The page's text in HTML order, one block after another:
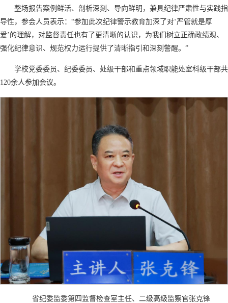
整场报告案例鲜活、剖析深刻、导向鲜明，兼具纪律严肃性与实践指
导性，参会人员表示：“参加此次纪律警示教育加深了对‘严管就是厚
爱’的理解，对监督责任也有了更清晰的认识，为我们树立正确政绩观、
强化纪律意识、规范权力运行提供了清晰指引和深刻警醒。”
学校党委委员、纪委委员、处级干部和重点领域职能处室科级干部共
120余人参加会议。
省纪委监委第四监督检查室主任、二级高级监察官张克锋